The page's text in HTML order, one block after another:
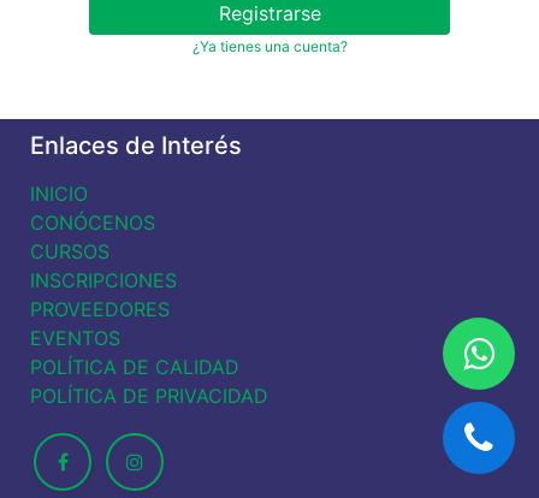
Registrarse
¿Ya tienes una cuenta?
Enlaces de Interés
INICIO
CONÓCENOS
CURSOS
INSCRIPCIONES
PROVEEDORES
EVENTOS
POLÍTICA DE CALIDAD
POLÍTICA DE PRIVACIDAD